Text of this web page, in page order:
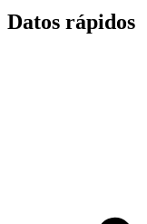
Datos rápidos